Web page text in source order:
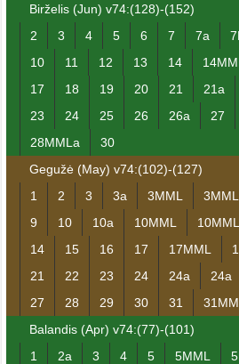
Birželis (Jun) v74:(128)-(152)
2
3 4 5 6 7 7a
10
11 12 13 14
17
18 19 20 21 21a
23
24 25 26 26a 27
28MMLa
30
Gegužė (May) v74:(102)-(127)
1
2 3 3a 3MML
9
10 10a 10MML
14
15 16 17 17MML
21
22 23 24 24a 24a
27
28 29 30 31
Balandis (Apr) v74:(77)-(101)
1
2a 3 4 5 5MML